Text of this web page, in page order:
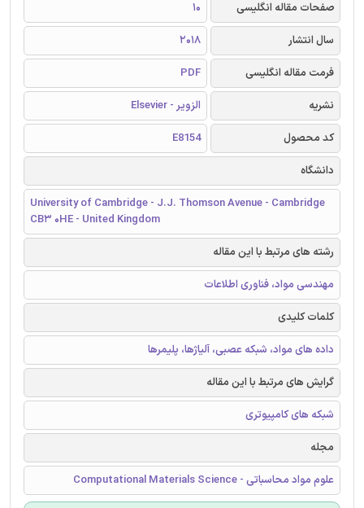
صفحات مقاله انگلیسی
10
سال انتشار
2018
فرمت مقاله انگلیسی
PDF
نشریه
الزویر - Elsevier
کد محصول
E8154
دانشگاه
University of Cambridge - J.J. Thomson Avenue - Cambridge
CB3 0HE - United Kingdom
رشته های مرتبط با این مقاله
مهندسی مواد، فناوری اطلاعات
کلمات کلیدی
داده های مواد، شبکه عصبی، آلیاژها، پلیمرها
گرایش های مرتبط با این مقاله
شبکه های کامپیوتری
مجله
علوم مواد محاسباتی - Computational Materials Science